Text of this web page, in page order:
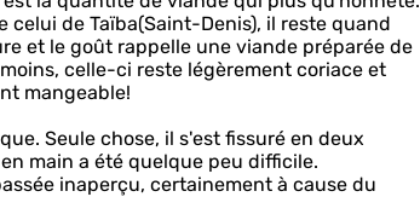
de Taïba(Saint-Denis), il reste quand
et le goût rappelle une viande préparée de
celle-ci reste légèrement coriace et
mangeable!
Seule chose, il s'est fissuré en deux
main a été quelque peu difficile.
inaperçu, certainement à cause du